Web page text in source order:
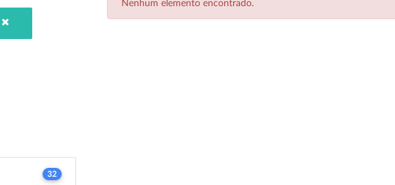
32
Nenhum elemento encontrado.